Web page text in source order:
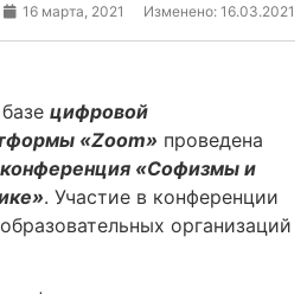
16 марта, 2021 Изменено: 16.03.2021
цифровой
«Zoom» проведена
конференция «Софизмы и
. Участие в конференции
организаций